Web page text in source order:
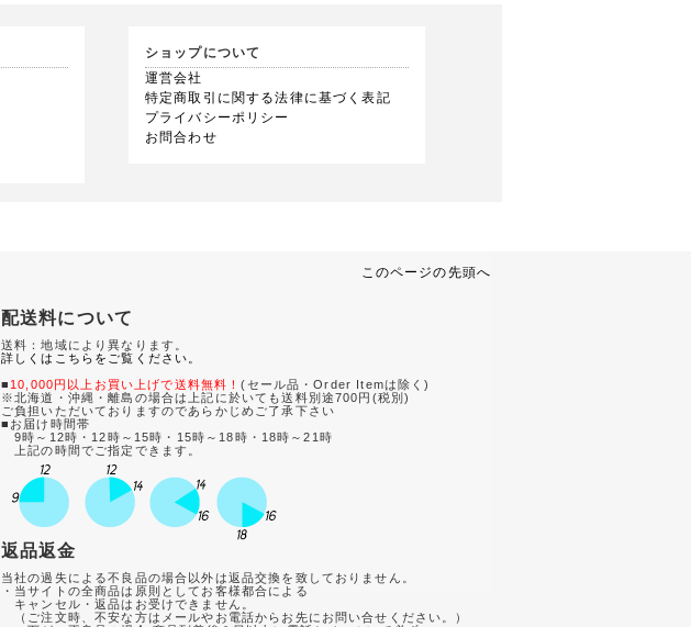
ショップについて
運営会社
特定商取引に関する法律に基づく表記
プライバシーポリシー
お問合わせ
このページの先頭へ
配送料について
送料：地域により異なります。
詳しくはこちらをご覧ください。
■ 10,000円以上お買い上げで送料無料！(セール品・Order Itemは除く)
※北海道・沖縄・離島の場合は上記に於いても送料別途700円(税別)
ご負担いただいておりますのであらかじめご了承下さい
■お届け時間帯
9時～12時・12時～15時・15時～18時・18時～21時
上記の時間でご指定できます。
返品返金
当社の過失による不良品の場合以外は返品交換を致しておりません。
・当サイトの全商品は原則としてお客様都合による
キャンセル・返品はお受けできません。
（ご注文時、不安な方はメールやお電話からお先にお問い合せください。）